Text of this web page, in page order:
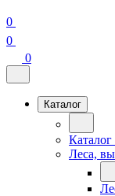
0
0
0
Каталог
Каталог
Леса,